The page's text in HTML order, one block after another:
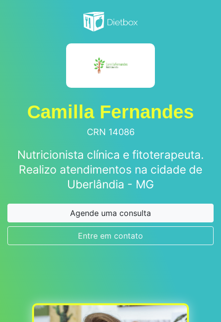
Camilla Fernandes
CRN 14086
Nutricionista clínica e fitoterapeuta.
Realizo atendimentos na cidade de
Uberlândia - MG
Agende uma consulta
Entre em contato